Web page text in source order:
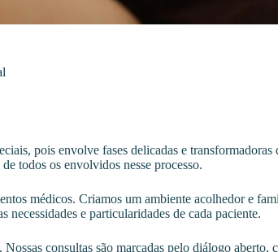
pois envolve fases delicadas e
todos os envolvidos nesse processo.
médicos. Criamos um ambiente acolhedor e
necessidades e particularidades de cada paciente.
consultas são marcadas pelo diálogo